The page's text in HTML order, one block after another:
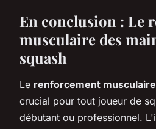
En conclusion : Le
musculaire des
squash
Le renforcement
crucial pour tout joueur de
débutant ou professionnel.